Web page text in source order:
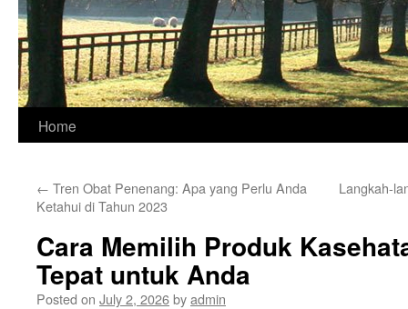
Home
← Tren Obat Penenang: Apa yang Perlu Anda
Ketahui di Tahun 2023
Langkah-
Cara Memilih Produk
Tepat untuk Anda
Posted on July 2, 2026byadmin